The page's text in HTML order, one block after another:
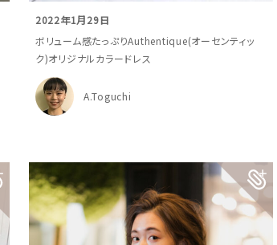
2022年1月29日
ボリューム感たっぷりAuthentique(オーセンティッ
ク)オリジナルカラードレス
A.Toguchi